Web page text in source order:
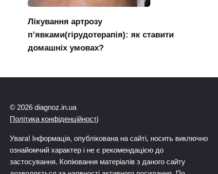
Лікування артрозу
п’явками(гірудотерапія): як ставити
домашніх умовах?
© 2026 diagnoz.in.ua
Політика конфіденційності
Увага! Інформація, опублікована на сайті, носить виключно
ознайомчий характер і не є рекомендацією до
застосування. Копіювання матеріалів з даного сайту